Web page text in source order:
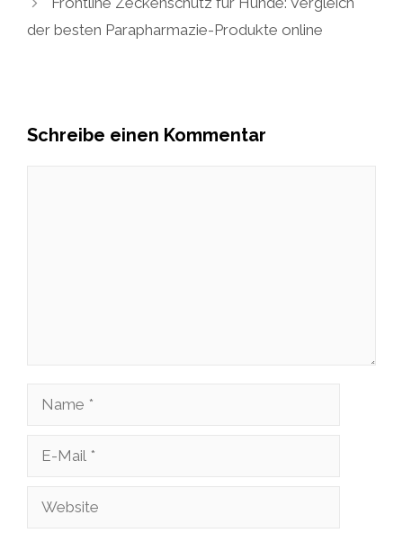
der besten Parapharmazie-Produkte online
Schreibe einen Kommentar
Name
Website